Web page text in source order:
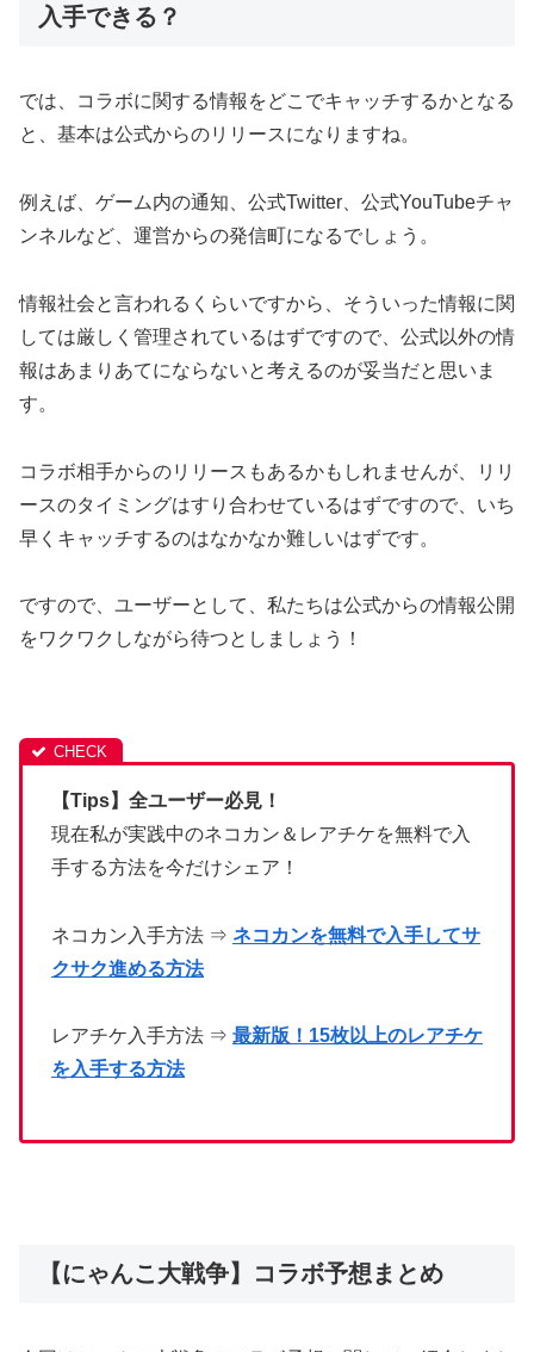
入手できる？
では、コラボに関する情報をどこでキャッチするかとなる
と、基本は公式からのリリースになりますね。
例えば、ゲーム内の通知、公式Twitter、公式YouTubeチャ
ンネルなど、運営からの発信町になるでしょう。
情報社会と言われるくらいですから、そういった情報に関
しては厳しく管理されているはずですので、公式以外の情
報はあまりあてにならないと考えるのが妥当だと思いま
す。
コラボ相手からのリリースもあるかもしれませんが、リリ
ースのタイミングはすり合わせているはずですので、いち
早くキャッチするのはなかなか難しいはずです。
ですので、ユーザーとして、私たちは公式からの情報公開
をワクワクしながら待つとしましょう！
【Tips】全ユーザー必見！
現在私が実践中のネコカン＆レアチケを無料で入
手する方法を今だけシェア！
ネコカン入手方法 ⇒ ネコカンを無料で入手してサ
クサク進める方法
レアチケ入手方法 ⇒ 最新版！15枚以上のレアチケ
を入手する方法
【にゃんこ大戦争】コラボ予想まとめ